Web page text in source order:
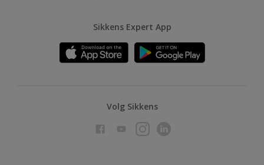
Sikkens Expert App
Volg Sikkens